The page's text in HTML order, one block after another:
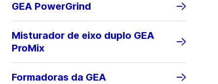
GEA PowerGrind
Misturador de eixo duplo GEA
ProMix
Formadoras da GEA